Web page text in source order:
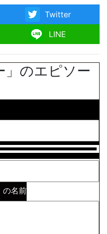
Twitter
LINE
」のエピソー
の名前